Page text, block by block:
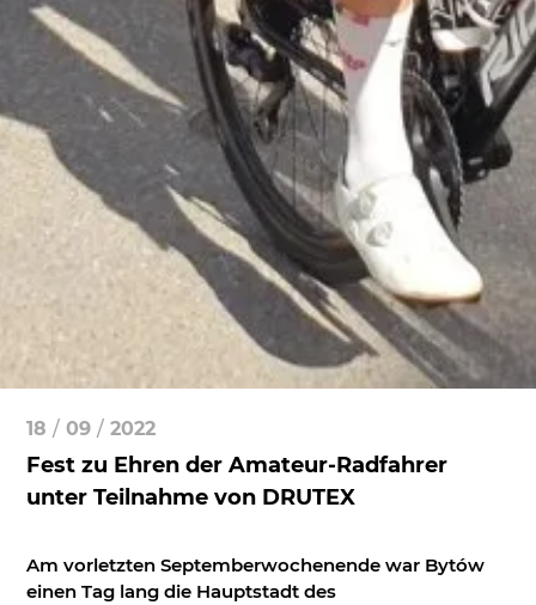
18 / 09 / 2022
Fest zu Ehren der Amateur-Radfahrer
unter Teilnahme von DRUTEX
Am vorletzten Septemberwochenende war Bytów
einen Tag lang die Hauptstadt des